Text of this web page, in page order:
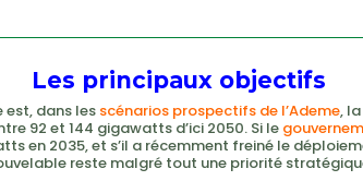
Les principaux objectifs
est, dans les scénarios prospectifs de l’Ademe,
92 et 144 gigawatts d’ici 2050. Si le
en 2035, et s’il a récemment freiné le
reste malgré tout une priorité